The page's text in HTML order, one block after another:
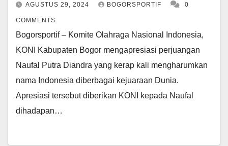
AGUSTUS 29, 2024 BOGORSPORTIF 0
COMMENTS
Bogorsportif – Komite Olahraga Nasional Indonesia,
KONI Kabupaten Bogor mengapresiasi perjuangan
Naufal Putra Diandra yang kerap kali mengharumkan
nama Indonesia diberbagai kejuaraan Dunia.
Apresiasi tersebut diberikan KONI kepada Naufal
dihadapan…